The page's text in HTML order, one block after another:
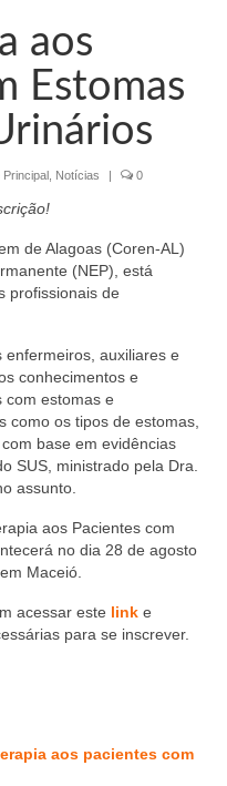
2029
aos
Estomas
Principal Notícias | 0
de Alagoas (Coren-AL)
(NEP), está
profissionais de
enfermeiros, auxiliares e
conhecimentos e
com estomas e
como os tipos de estomas,
base em evidências
SUS, ministrado pela Dra.
assunto.
aos Pacientes com
no dia 28 de agosto
Maceió.
acessar este link e
para se inscrever.
aos pacientes com